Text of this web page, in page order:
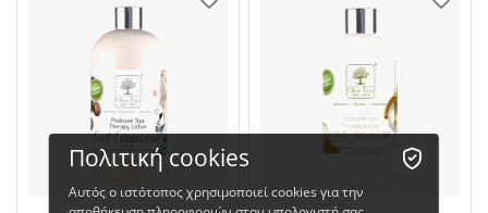
Πολιτική cookies
Αυτός ο ιστότοπος χρησιμοποιεί cookies για την